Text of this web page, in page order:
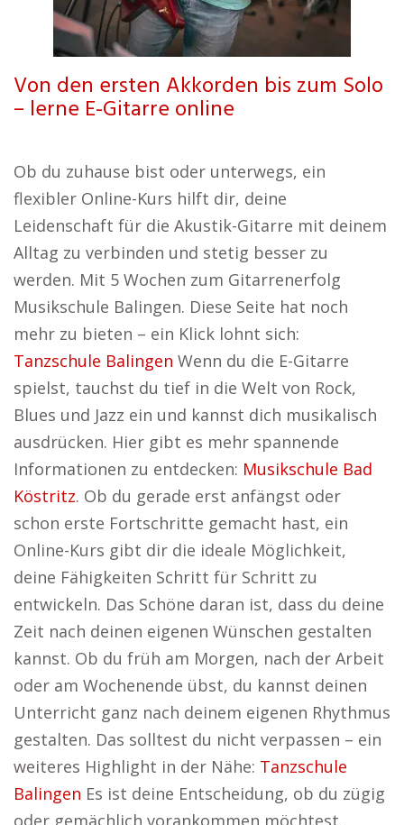
Von den ersten Akkorden bis zum Solo
– lerne E-Gitarre online
Ob du zuhause bist oder unterwegs, ein
flexibler Online-Kurs hilft dir, deine
Leidenschaft für die Akustik-Gitarre mit deinem
Alltag zu verbinden und stetig besser zu
werden. Mit 5 Wochen zum Gitarrenerfolg
Musikschule Balingen. Diese Seite hat noch
mehr zu bieten – ein Klick lohnt sich:
Tanzschule Balingen Wenn du die E-Gitarre
spielst, tauchst du tief in die Welt von Rock,
Blues und Jazz ein und kannst dich musikalisch
ausdrücken. Hier gibt es mehr spannende
Informationen zu entdecken: Musikschule Bad
Köstritz. Ob du gerade erst anfängst oder
schon erste Fortschritte gemacht hast, ein
Online-Kurs gibt dir die ideale Möglichkeit,
deine Fähigkeiten Schritt für Schritt zu
entwickeln. Das Schöne daran ist, dass du deine
Zeit nach deinen eigenen Wünschen gestalten
kannst. Ob du früh am Morgen, nach der Arbeit
oder am Wochenende übst, du kannst deinen
Unterricht ganz nach deinem eigenen Rhythmus
gestalten. Das solltest du nicht verpassen – ein
weiteres Highlight in der Nähe: Tanzschule
Balingen Es ist deine Entscheidung, ob du zügig
oder gemächlich vorankommen möchtest.